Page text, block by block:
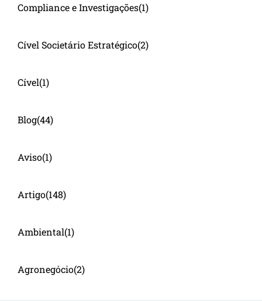
Compliance e Investigações(1)
Cível Societário Estratégico(2)
Cível(1)
Blog(44)
Aviso(1)
Artigo(148)
Ambiental(1)
Agronegócio(2)